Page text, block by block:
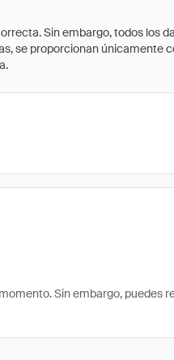
Sin embargo, todos los
se proporcionan únicamente
Sin embargo, puedes